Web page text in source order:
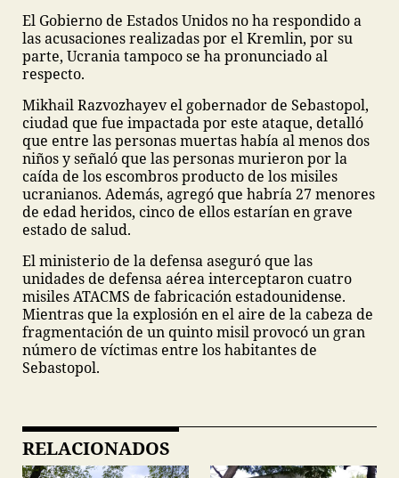
El Gobierno de Estados Unidos no ha respondido a
las acusaciones realizadas por el Kremlin, por su
parte, Ucrania tampoco se ha pronunciado al
respecto.
Mikhail Razvozhayev el gobernador de Sebastopol,
ciudad que fue impactada por este ataque, detalló
que entre las personas muertas había al menos dos
niños y señaló que las personas murieron por la
caída de los escombros producto de los misiles
ucranianos. Además, agregó que habría 27 menores
de edad heridos, cinco de ellos estarían en grave
estado de salud.
El ministerio de la defensa aseguró que las
unidades de defensa aérea interceptaron cuatro
misiles ATACMS de fabricación estadounidense.
Mientras que la explosión en el aire de la cabeza de
fragmentación de un quinto misil provocó un gran
número de víctimas entre los habitantes de
Sebastopol.
RELACIONADOS